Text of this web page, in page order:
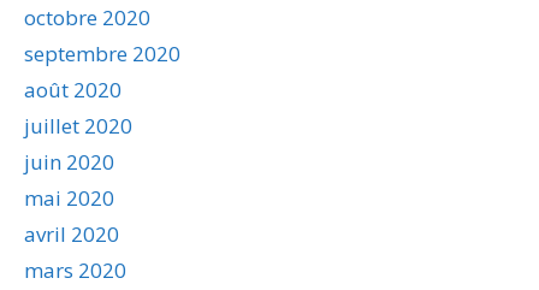
octobre 2020
septembre 2020
août 2020
juillet 2020
juin 2020
mai 2020
avril 2020
mars 2020